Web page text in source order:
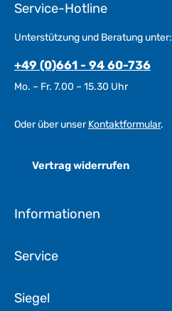
Service-Hotline
Unterstützung und Beratung unter:
+49 (0)661 - 94 60-736
Mo. – Fr. 7.00 – 15.30 Uhr
Oder über unserKontaktformular.
Vertrag widerrufen
Informationen
Service
Siegel